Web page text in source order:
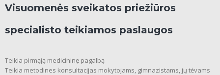
Visuomenės sveikatos priežiūros
specialisto teikiamos paslaugos
Teikia pirmąją medicininę pagalbą
Teikia metodines konsultacijas mokytojams, gimnazistams, jų tėvams